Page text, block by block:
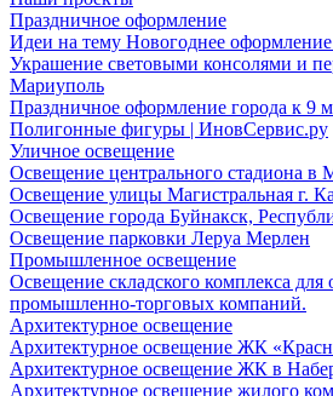
Праздничное оформление
Идеи на тему Новогоднее оформление
Украшение световыми консолями и
Мариуполь
Праздничное оформление города к 9
Полигонные фигуры | ИновСервис.ру
Уличное освещение
Освещение центрального стадиона в
Освещение улицы Магистральная г.
Освещение города Буйнакск,
Освещение парковки Леруа Мерлен
Промышленное освещение
Освещение складского комплекса
промышленно-торговых компаний.
Архитектурное освещение
Архитектурное освещение ЖК
Архитектурное освещение ЖК в
Архитектурное освещение жилого